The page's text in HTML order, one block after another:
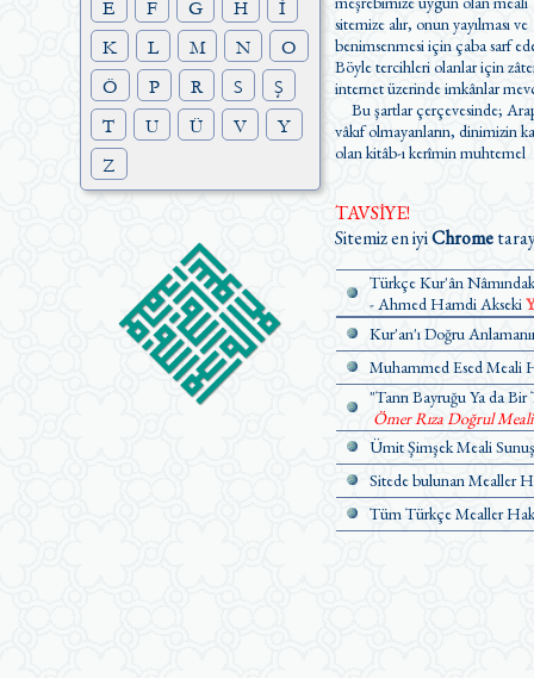
E
F G H
İ
K
L M N
O
Ö
P R S
Ş
T
U Ü V
Y
Z
sitemize alır, onun yayılması ve
benimsenmesi için çaba sarf
Böyle tercihleri olanlar için
internet üzerinde imkânlar
Bu şartlar çerçevesinde;
vâkıf olmayanların, dinimizin kaynağı
olan kitâb-ı kerîmin muhtemel
TAVSİYE!
Sitemiz en iyiChrome
Türkçe Kur'ân
- Ahmed Hamdi Akseki
Kur'an'ı Doğru
Muhammed Esed Meali
"Tanrı Bayruğu Ya da
Ömer Rıza Doğrul
Ümit Şimşek Meali Sunuş
Sitede bulunan Mealler
Tüm Türkçe Mealler